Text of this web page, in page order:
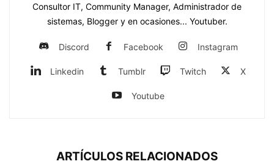
Consultor IT, Community Manager, Administrador de
sistemas, Blogger y en ocasiones... Youtuber.
Discord Facebook Instagram
Linkedin Tumblr Twitch X
Youtube
ARTÍCULOS RELACIONADOS